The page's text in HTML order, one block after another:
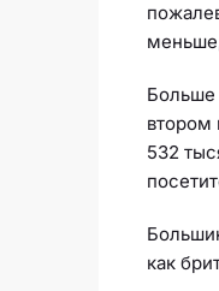
Больше
втором
532
как